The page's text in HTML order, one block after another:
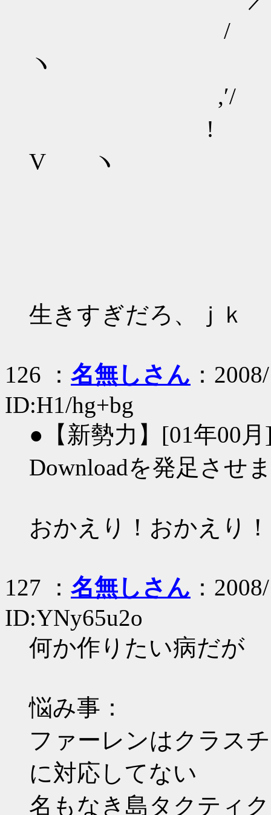
/ ヽ :i!
ヽ
,′/ ', ! lii l
! i:
V ヽ
生きすぎだろ、ｊｋ
126 ： 名無しさん ：
ID:H1/hg+bg
●【新勢力】[01年00
Downloadを発足させ
おかえり！おかえり！
127 ： 名無しさん ：
ID:YNy65u2o
何か作りたい病だが
悩み事：
ファーレンはクラス
に対応してない
名もなき島タクティ